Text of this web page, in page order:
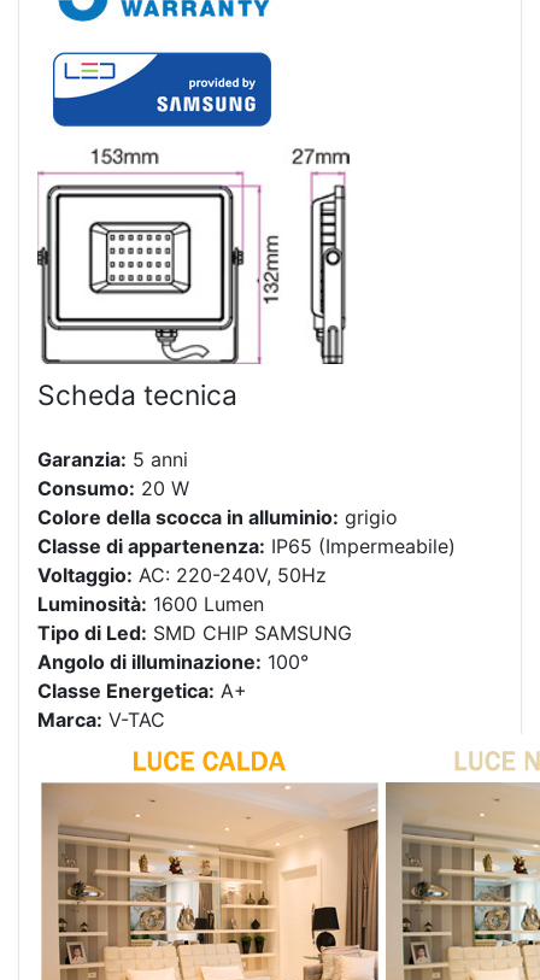
Scheda tecnica
Garanzia: 5 anni
Consumo: 20 W
Colore della scocca in alluminio: grigio
Classe di appartenenza: IP65 (Impermeabile)
Voltaggio: AC: 220-240V, 50Hz
Luminosità: 1600 Lumen
Tipo di Led: SMD CHIP SAMSUNG
Angolo di illuminazione: 100°
Classe Energetica: A+
Marca: V-TAC